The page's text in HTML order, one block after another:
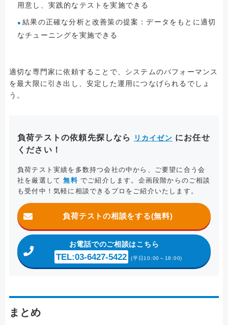
用意し、実践的なテストを実施できる
結果の正確な分析と改善策の提案：データをもとに適切
なチューニングを実施できる
適切な専門家に依頼することで、システムのパフォーマンス
を最大限に引き出し、安定した運用につなげられるでしょ
う。
負荷テストの依頼先探しなら リカイゼン にお任せ
ください！
負荷テスト実績を多数持つ会社の中から、ご要望に合う会
社を厳選して無料でご紹介します。企画段階からのご相談
も受付中！気軽に相談できるプロをご紹介いたします。
負荷テストの相談をする(無料)
お電話でのご相談はこちら
TEL:03-6427-5422 (平日10:00～18:00)
まとめ